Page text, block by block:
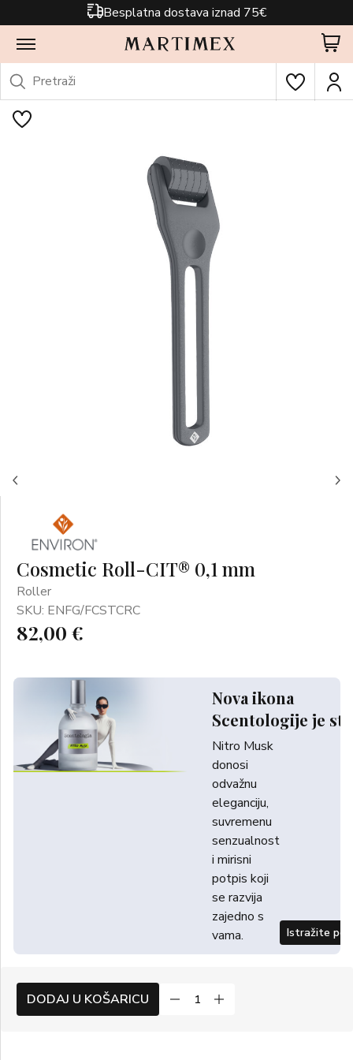
Besplatna dostava iznad 75€
Cosmetic Roll-CIT® 0,1 mm
Roller
SKU: ENFG/FCSTCRC
82,00 €
Nova ikona
Scentologije je
Nitro Musk
donosi
odvažnu
eleganciju,
suvremenu
senzualnost
i mirisni
potpis koji
se razvija
zajedno s
vama.
Istražite
DODAJ U KOŠARICU